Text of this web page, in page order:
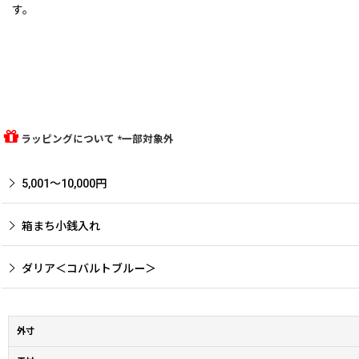
す。
ラッピングについて *一部対象外
5,001〜10,000円
箱まち小銭入れ
ダリア＜コバルトブルー＞
外寸